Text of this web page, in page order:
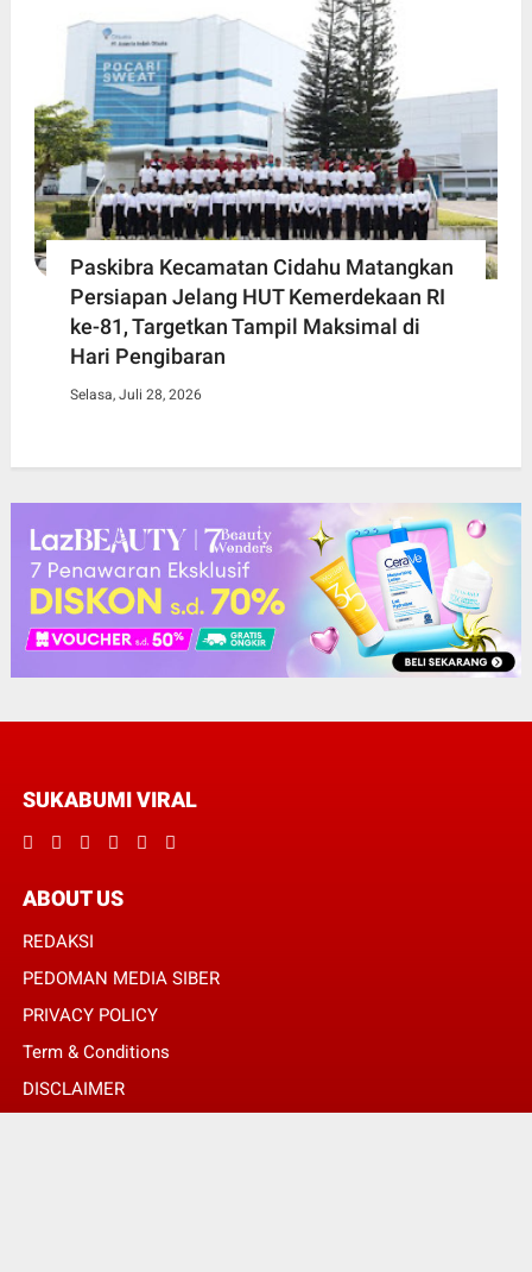
Paskibra Kecamatan Cidahu Matangkan
Persiapan Jelang HUT Kemerdekaan RI
ke-81, Targetkan Tampil Maksimal di
Hari Pengibaran
Selasa, Juli 28, 2026
SUKABUMI VIRAL
ABOUT US
REDAKSI
PEDOMAN MEDIA SIBER
PRIVACY POLICY
Term & Conditions
DISCLAIMER